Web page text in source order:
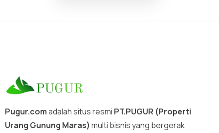
Pugur.comadalah situs resmi PT.PUGUR (Properti
Urang Gunung Maras) multi bisnis yang bergerak